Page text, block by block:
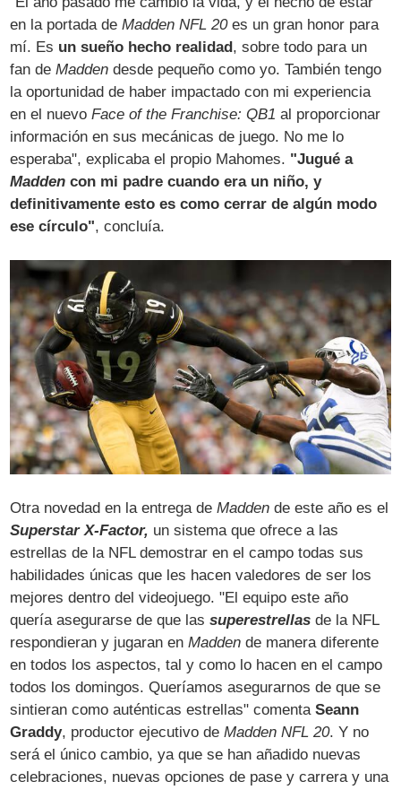
en la portada deMadden NFL 20es un gran honor para
mí. Es un sueño hecho realidad, sobre todo para un
fan deMadden desde pequeño como yo. También tengo
la oportunidad de haber impactado con mi experiencia
en el nuevoFace of the Franchise: QB1 al proporcionar
información en sus mecánicas de juego. No me lo
esperaba", explicaba el propio Mahomes. "Jugué a
Madden con mi padre cuando era un niño, y
definitivamente esto es como cerrar de algún modo
ese círculo", concluía.
Otra novedad en la entrega deMadden de este año es el
Superstar X-Factor, un sistema que ofrece a las
estrellas de la NFL demostrar en el campo todas sus
habilidades únicas que les hacen valedores de ser los
mejores dentro del videojuego. "El equipo este año
quería asegurarse de que lassuperestrellas de la NFL
respondieran y jugaran enMadden de manera diferente
en todos los aspectos, tal y como lo hacen en el campo
todos los domingos. Queríamos asegurarnos de que se
sintieran como auténticas estrellas" comentaSeann
Graddy, productor ejecutivo deMadden NFL 20. Y no
será el único cambio, ya que se han añadido nuevas
celebraciones, nuevas opciones de pase y carrera y una